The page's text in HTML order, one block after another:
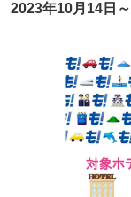
2023年10月14日